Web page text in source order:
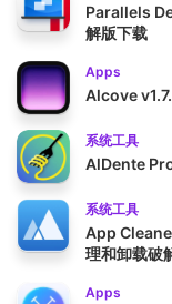
Parallels
解版下载
Apps
Alcove
系统工具
AlDente
系统工具
App
理和卸载破
Apps